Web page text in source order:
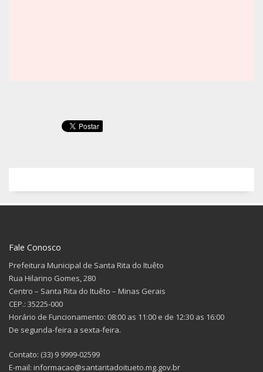
Fale Conosco
Prefeitura Municipal de Santa Rita do Ituêto
Rua Hilarino Gomes, 280
Centro – Santa Rita do Ituêto – Minas Gerais
CEP.: 35225-000
Horário de Funcionamento: 08:00 as 11:00 e de 12:30 as 16:00
De segunda-feira a sexta-feira.
Contato: (33) 9 9999-02599
E-mail: informacao@santaritadoitueto.mg.gov.br